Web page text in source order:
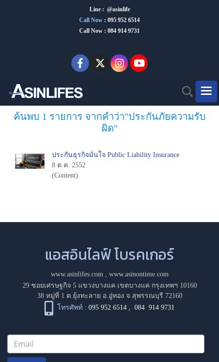
Line : @asinlife
Call Now : 095 952 6514
Call Now : 084 914 9731
ค้นพบ 1 รายการ จากคำว่า"ประกันภัยความรับ
ผิด"
ประกันธุรกิจมั่นใจ Public Liability Insurance
8 ต.ค. 2552
(Content)
แอสอินไลฟ์ โบรคเกอร์
www.asinlifes.com, www.asinontime.com
29 ซอยเศรษฐกิจ 5 แขวงบางแค เขตบางแค กรุงเทพฯ 10160
38 หมู่ที่ 1 ต.ยุ้งทะลาย อ.อู่ทอง จ.สุพรรณบุรี 72160
โทรศัพท์ : 095 952 6514 ,084 914 9731